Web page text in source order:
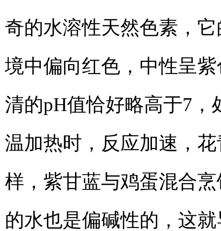
奇的水溶性天然色素，
境中偏向红色，中性呈
清的pH值恰好略高于7
温加热时，反应加速，
样，紫甘蓝与鸡蛋混合
的水也是偏碱性的，这